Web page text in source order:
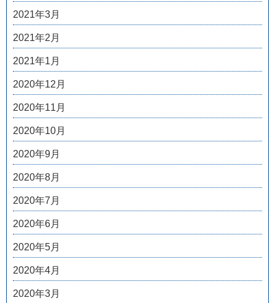
2021年3月
2021年2月
2021年1月
2020年12月
2020年11月
2020年10月
2020年9月
2020年8月
2020年7月
2020年6月
2020年5月
2020年4月
2020年3月